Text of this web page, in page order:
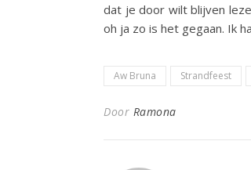
dat je door wilt blijven
oh ja zo is het gegaan. Ik
Aw Bruna Strandfeest
Door Ramona